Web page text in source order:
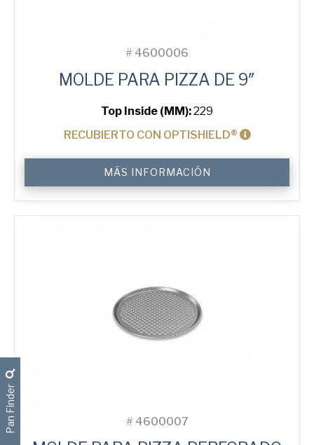
# 4600006
MOLDE PARA PIZZA DE 9″
Top Inside (MM):229
RECUBIERTO CON OPTISHIELD®
Pizza
Tray
cantidad
MÁS INFORMACIÓN
# 4600007
Pan Finder